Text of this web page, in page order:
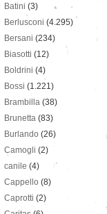
Batini (3)
Berlusconi (4.295)
Bersani (234)
Biasotti (12)
Boldrini (4)
Bossi (1.221)
Brambilla (38)
Brunetta (83)
Burlando (26)
Camogli (2)
canile (4)
Cappello (8)
Caprotti (2)